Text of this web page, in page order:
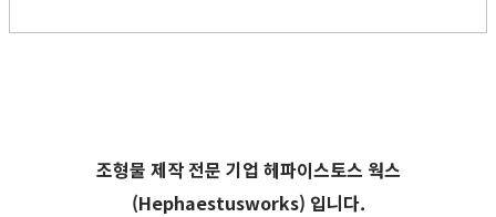
조형물 제작 전문 기업 헤파이스토스 웍스
(Hephaestusworks) 입니다.